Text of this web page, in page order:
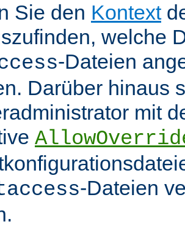
Sie den Kontext
welche
-Dateien
Darüber hinaus
mit
-Dateien